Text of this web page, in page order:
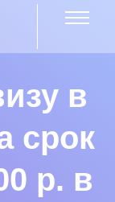
в
срок
р. в